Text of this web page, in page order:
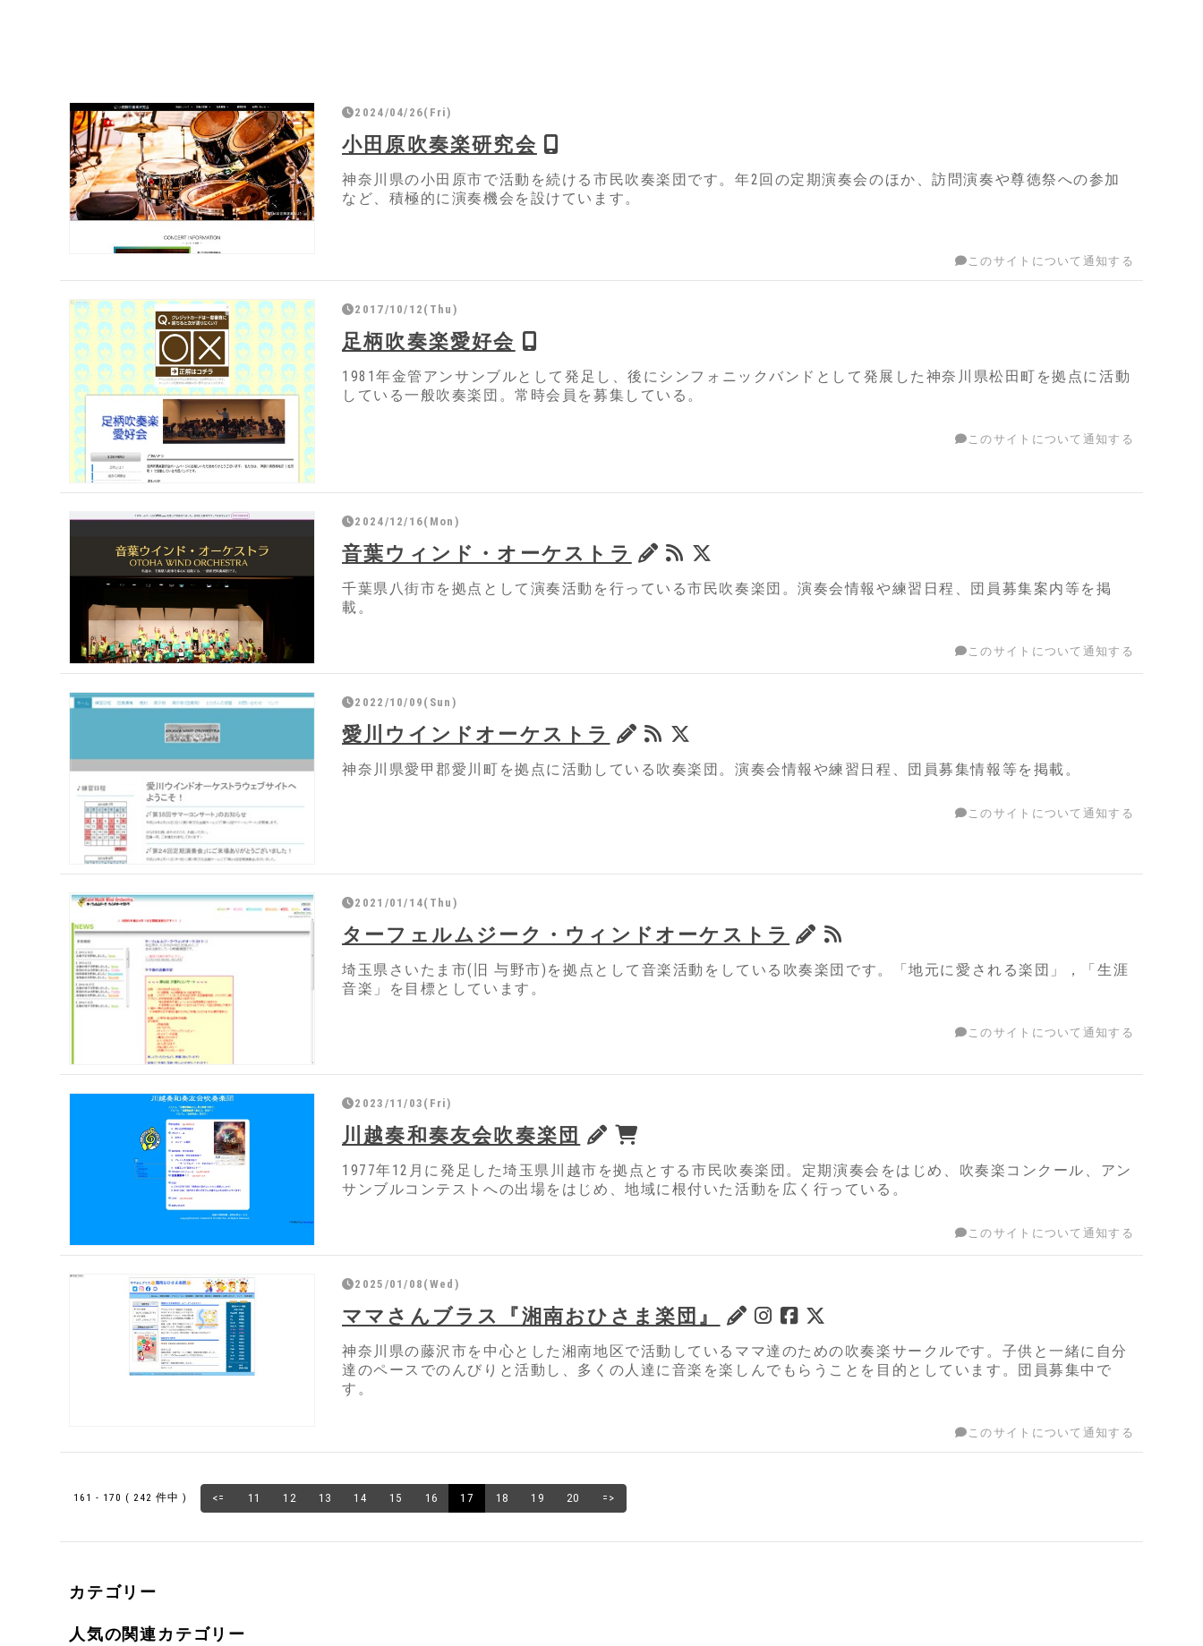
2024/04/26(Fri)
小田原吹奏楽研究会
神奈川県の小田原市で活動を続ける市民吹奏楽団です。年2回の定期演奏会のほか、訪問演奏や尊徳祭への参加
など、積極的に演奏機会を設けています。
このサイトについて通知する
2017/10/12(Thu)
足柄吹奏楽愛好会
1981年金管アンサンブルとして発足し、後にシンフォニックバンドとして発展した神奈川県松田町を拠点に活動
している一般吹奏楽団。常時会員を募集している。
このサイトについて通知する
2024/12/16(Mon)
音葉ウィンド・オーケストラ
千葉県八街市を拠点として演奏活動を行っている市民吹奏楽団。演奏会情報や練習日程、団員募集案内等を掲
載。
このサイトについて通知する
2022/10/09(Sun)
愛川ウインドオーケストラ
神奈川県愛甲郡愛川町を拠点に活動している吹奏楽団。演奏会情報や練習日程、団員募集情報等を掲載。
このサイトについて通知する
2021/01/14(Thu)
ターフェルムジーク・ウィンドオーケストラ
埼玉県さいたま市(旧 与野市)を拠点として音楽活動をしている吹奏楽団です。「地元に愛される楽団」，「生涯
音楽」を目標としています。
このサイトについて通知する
2023/11/03(Fri)
川越奏和奏友会吹奏楽団
1977年12月に発足した埼玉県川越市を拠点とする市民吹奏楽団。定期演奏会をはじめ、吹奏楽コンクール、アン
サンブルコンテストへの出場をはじめ、地域に根付いた活動を広く行っている。
このサイトについて通知する
2025/01/08(Wed)
ママさんブラス『湘南おひさま楽団』
神奈川県の藤沢市を中心とした湘南地区で活動しているママ達のための吹奏楽サークルです。子供と一緒に自分
達のペースでのんびりと活動し、多くの人達に音楽を楽しんでもらうことを目的としています。団員募集中で
す。
このサイトについて通知する
161 - 170 ( 242 件中 ) <= 11 12 13 14 15 16 17 18 19 20 =>
カテゴリー
人気の関連カテゴリー